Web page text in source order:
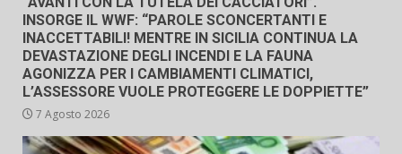
INSORGE IL WWF: “PAROLE SCONCERTANTI E
INACCETTABILI! MENTRE IN SICILIA CONTINUA LA
DEVASTAZIONE DEGLI INCENDI E LA FAUNA
AGONIZZA PER I CAMBIAMENTI CLIMATICI,
L’ASSESSORE VUOLE PROTEGGERE LE DOPPIETTE”
7 Agosto 2026